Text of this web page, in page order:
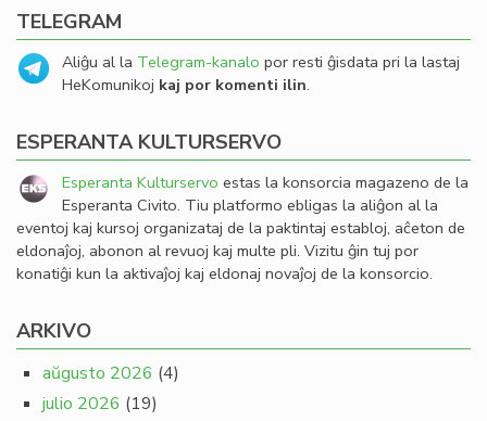
TELEGRAM
Aliĝu al la Telegram-kanalo por resti ĝisdata pri la lastaj
HeKomunikoj kaj por komenti ilin.
ESPERANTA KULTURSERVO
Esperanta Kulturservo estas la konsorcia magazeno de la
Esperanta Civito. Tiu platformo ebligas la aliĝon al la
eventoj kaj kursoj organizataj de la paktintaj establoj, aĉeton de
eldonaĵoj, abonon al revuoj kaj multe pli. Vizitu ĝin tuj por
konatiĝi kun la aktivaĵoj kaj eldonaj novaĵoj de la konsorcio.
ARKIVO
aŭgusto 2026 (4)
julio 2026 (19)